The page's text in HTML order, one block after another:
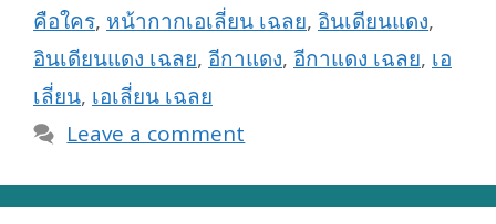
คือใคร, หน้ากากเอเลี่ยน เฉลย, อินเดียนแดง,
อินเดียนแดง เฉลย, อีกาแดง, อีกาแดง เฉลย, เอ
เลี่ยน, เอเลี่ยน เฉลย
Leave a comment